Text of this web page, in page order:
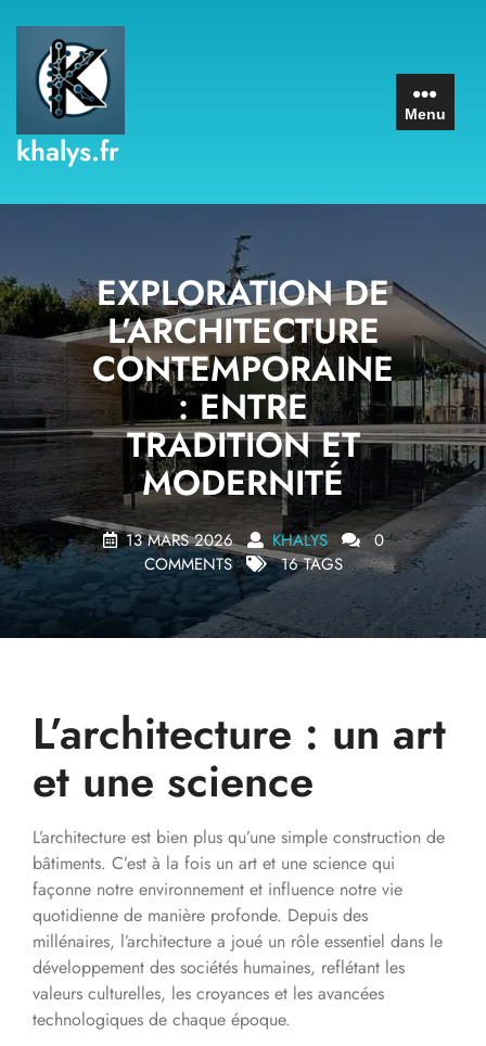
content
khalys.fr
Menu
EXPLORATION DE
L’ARCHITECTURE
CONTEMPORAINE
: ENTRE
TRADITION ET
MODERNITÉ
13 MARS 2026 KHALYS
0
COMMENTS
16 TAGS
L’architecture : un art
et une science
L’architecture est bien plus qu’une simple construction de
bâtiments. C’est à la fois un art et une science qui
façonne notre environnement et influence notre vie
quotidienne de manière profonde. Depuis des
millénaires, l’architecture a joué un rôle essentiel dans le
développement des sociétés humaines, reflétant les
valeurs culturelles, les croyances et les avancées
technologiques de chaque époque.